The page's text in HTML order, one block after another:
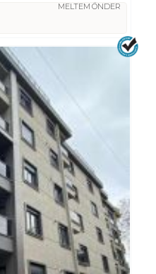
MELTEM ÖNDER